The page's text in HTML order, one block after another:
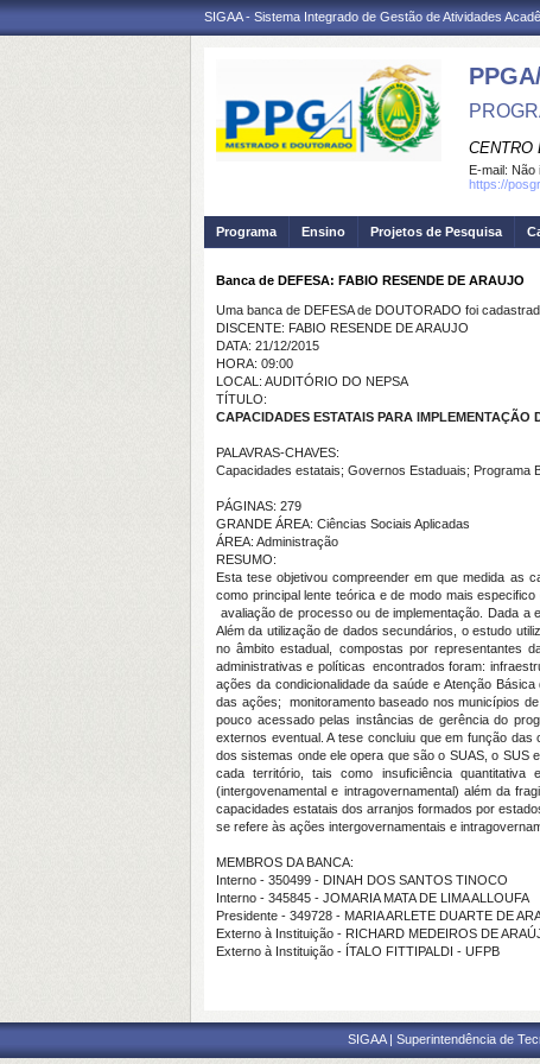
SIGAA - Sistema Integrado de Gestão de Atividades
CENTRO
E-mail: Não
https://
Programa Ensino Projetos de Pesquisa
Banca de DEFESA: FABIO RESENDE DE ARAUJO
Uma banca de DEFESA de DOUTORADO foi
DISCENTE: FABIO RESENDE DE ARAUJO
DATA: 21/12/2015
HORA: 09:00
LOCAL: AUDITÓRIO DO NEPSA
TÍTULO:
CAPACIDADES ESTATAIS PARA
PALAVRAS-CHAVES:
Capacidades estatais; Governos Estaduais; Programa
PÁGINAS: 279
GRANDE ÁREA: Ciências Sociais Aplicadas
ÁREA: Administração
RESUMO:
Esta tese objetivou compreender em que medida as
como principal lente teórica e de modo mais
avaliação de processo ou de implementação. Dada a
Além da utilização de dados secundários, o estudo
no âmbito estadual, compostas por representantes
administrativas e políticas encontrados foram:
ações da condicionalidade da saúde e Atenção
das ações; monitoramento baseado nos municípios
pouco acessado pelas instâncias de gerência do
externos eventual. A tese concluiu que em função
dos sistemas onde ele opera que são o SUAS, o SUS
cada território, tais como insuficiência
(intergovenamental e intragovernamental) além da
capacidades estatais dos arranjos formados por
se refere às ações intergovernamentais e
MEMBROS DA BANCA:
Interno - 350499 - DINAH DOS SANTOS TINOCO
Interno - 345845 - JOMARIA MATA DE LIMA ALLOUFA
Presidente - 349728 - MARIA ARLETE DUARTE DE
Externo à Instituição - RICHARD MEDEIROS DE
Externo à Instituição - ÍTALO FITTIPALDI - UFPB
SIGAA | Superintendência de